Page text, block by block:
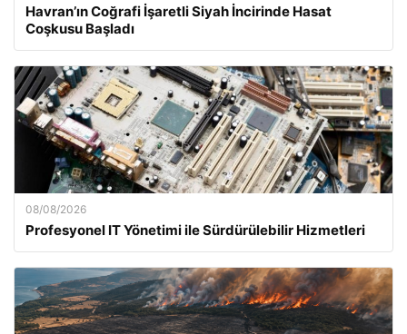
Havran’ın Coğrafi İşaretli Siyah İncirinde Hasat
Coşkusu Başladı
08/08/2026
Profesyonel IT Yönetimi ile Sürdürülebilir Hizmetleri